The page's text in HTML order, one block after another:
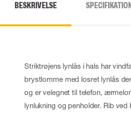
BESKRIVELSE
Striktrøjens lynlås i hals har
brystlomme med losret lynlås
og er velegnet til telefon,
lynlukning og penholder. Rib ved